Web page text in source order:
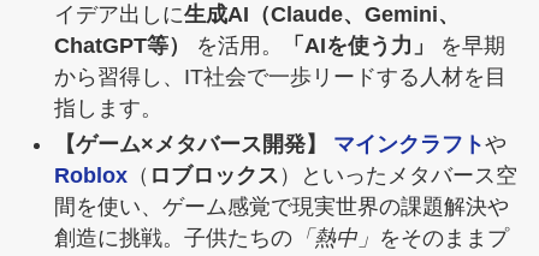
イデア出しに生成AI（Claude、Gemini、
ChatGPT等）
を活用。 「AIを使う力」
を早期
から習得し、IT社会で一歩リードする人材を目
指します。
【ゲーム×メタバース開発】
マインクラフトや
Roblox（ ロブロックス ）といったメタバース空
間を使い、ゲーム感覚で現実世界の課題解決や
創造に挑戦。子供たちの「熱中」 をそのままプ